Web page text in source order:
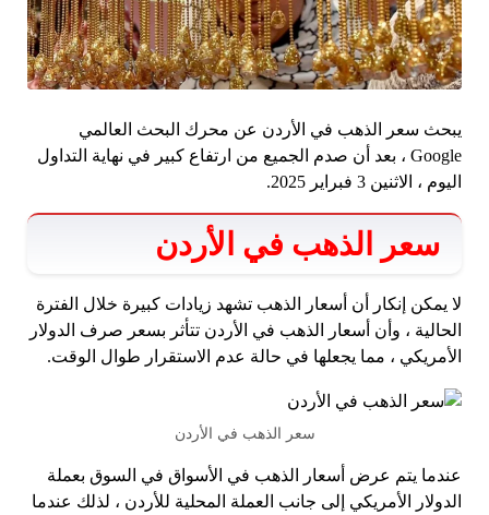
يبحث سعر الذهب في الأردن عن محرك البحث العالمي
Google ، بعد أن صدم الجميع من ارتفاع كبير في نهاية التداول
اليوم ، الاثنين 3 فبراير 2025.
سعر الذهب في الأردن
لا يمكن إنكار أن أسعار الذهب تشهد زيادات كبيرة خلال الفترة
الحالية ، وأن أسعار الذهب في الأردن تتأثر بسعر صرف الدولار
الأمريكي ، مما يجعلها في حالة عدم الاستقرار طوال الوقت.
سعر الذهب في الأردن
عندما يتم عرض أسعار الذهب في الأسواق في السوق بعملة
الدولار الأمريكي إلى جانب العملة المحلية للأردن ، لذلك عندما